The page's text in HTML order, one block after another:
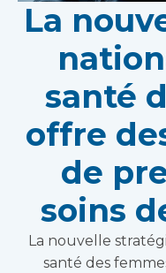
La
santé
offre
de
soins
La nouvelle
santé des